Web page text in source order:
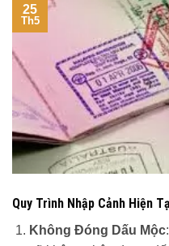
25
Th5
Quy Trình Nhập Cảnh Hiện
Không Đóng Dấu Mộc